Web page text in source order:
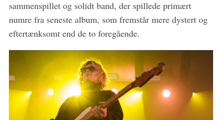
sammenspillet og solidt band, der spillede primært
numre fra seneste album, som fremstår mere dystert og
eftertænksomt end de to foregående.
e
a
c
h